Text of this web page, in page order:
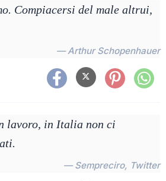
Compiacersi del male altrui,
— Arthur Schopenhauer
lavoro, in Italia non ci
— Sempreciro, Twitter